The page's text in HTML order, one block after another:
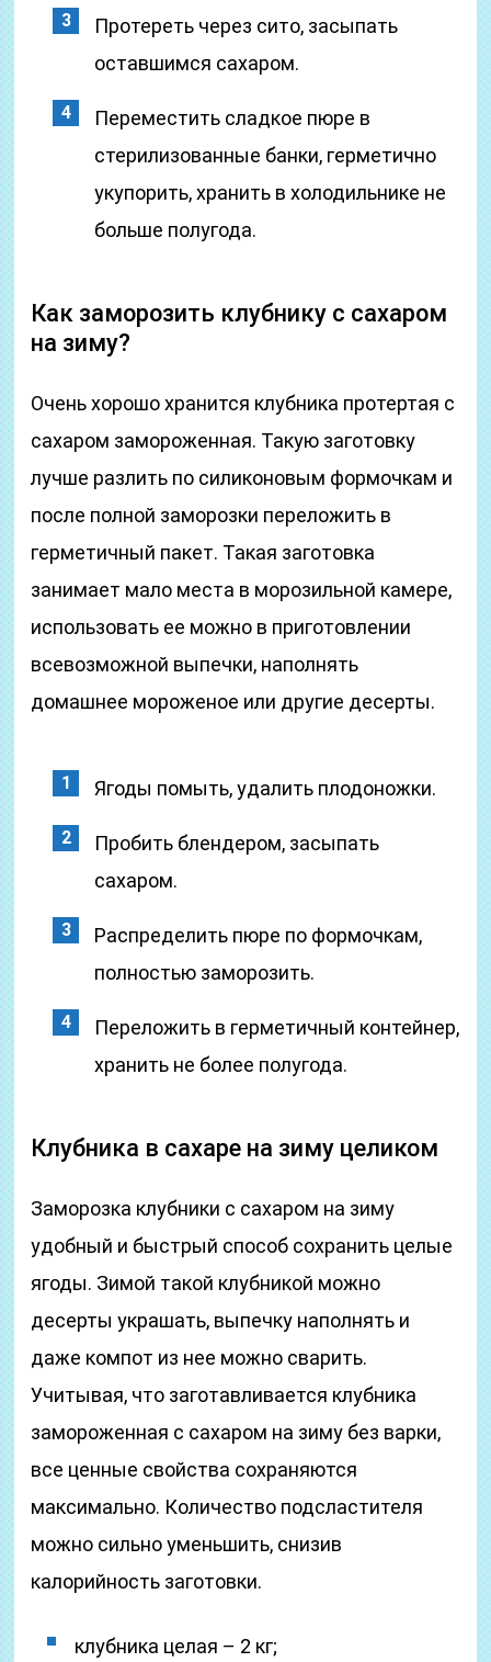
Протереть через сито, засыпать
оставшимся сахаром.
Переместить сладкое пюре в
стерилизованные банки, герметично
укупорить, хранить в холодильнике не
больше полугода.
Как заморозить клубнику с сахаром
на зиму?
Очень хорошо хранится клубника протертая с
сахаром замороженная. Такую заготовку
лучше разлить по силиконовым формочкам и
после полной заморозки переложить в
герметичный пакет. Такая заготовка
занимает мало места в морозильной камере,
использовать ее можно в приготовлении
всевозможной выпечки, наполнять
домашнее мороженое или другие десерты.
Ягоды помыть, удалить плодоножки.
Пробить блендером, засыпать
сахаром.
Распределить пюре по формочкам,
полностью заморозить.
Переложить в герметичный контейнер,
хранить не более полугода.
Клубника в сахаре на зиму целиком
Заморозка клубники с сахаром на зиму
удобный и быстрый способ сохранить целые
ягоды. Зимой такой клубникой можно
десерты украшать, выпечку наполнять и
даже компот из нее можно сварить.
Учитывая, что заготавливается клубника
замороженная с сахаром на зиму без варки,
все ценные свойства сохраняются
максимально. Количество подсластителя
можно сильно уменьшить, снизив
калорийность заготовки.
клубника целая – 2 кг;